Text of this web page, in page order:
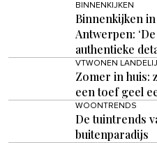
BINNENKIJKEN
Binnenkijken
Antwerpen:
authentieke
VTWONEN
Zomer in huis:
een toef geel
WOONTRENDS
De tuintrends
buitenparadijs